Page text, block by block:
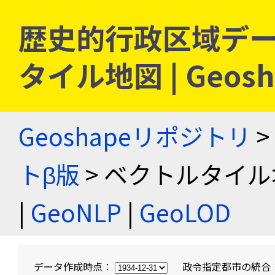
歴史的行政区域デ
タイル地図 |
Geoshapeリポジトリ >
トβ版 > ベクトルタイ
| GeoNLP | GeoLOD
データ作成時点： 政令指定都市の統